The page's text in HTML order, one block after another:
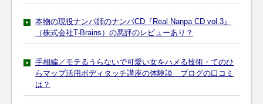
本物の現役ナンパ師のナンパCD『Real Nanpa CD vol.3』
（株式会社T-Brains）の悪評のレビューあり？
手相編／モテるうらないで可愛い女をハメる技術・てのひ
らマップ活用ボディタッチ講座の体験談 ブログの口コミ
は？